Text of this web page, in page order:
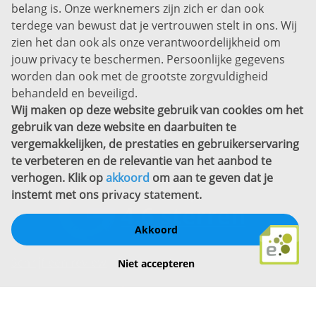
Disclaimer
Privacyverklaring
Sitemap
Copyright
Bekijk ook eens
belang is. Onze werknemers zijn zich er dan ook
terdege van bewust dat je vertrouwen stelt in ons. Wij
zien het dan ook als onze verantwoordelijkheid om
jouw privacy te beschermen. Persoonlijke gegevens
worden dan ook met de grootste zorgvuldigheid
behandeld en beveiligd.
Wij maken op deze website gebruik van cookies om het
gebruik van deze website en daarbuiten te
vergemakkelijken, de prestaties en gebruikerservaring
te verbeteren en de relevantie van het aanbod te
verhogen. Klik opakkoord om aan te geven dat je
instemt met ons privacy statement.
Akkoord
Niet accepteren